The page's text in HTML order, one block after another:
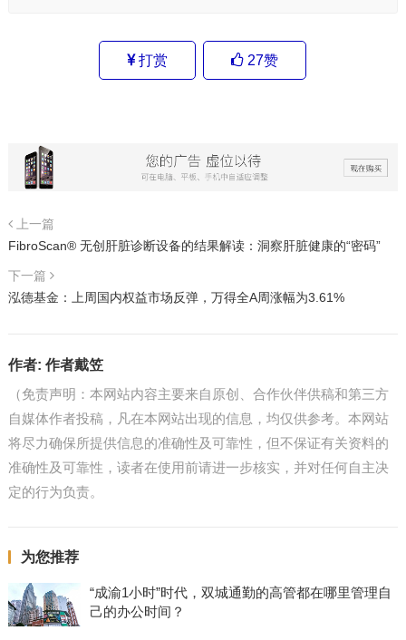
打赏 27赞
上一篇
FibroScan® 无创肝脏诊断设备的结果解读：洞察肝脏健康的“密码”
下一篇
泓德基金：上周国内权益市场反弹，万得全A周涨幅为3.61%
作者: 作者戴笠
（免责声明：本网站内容主要来自原创、合作伙伴供稿和第三方
自媒体作者投稿，凡在本网站出现的信息，均仅供参考。本网站
将尽力确保所提供信息的准确性及可靠性，但不保证有关资料的
准确性及可靠性，读者在使用前请进一步核实，并对任何自主决
定的行为负责。
为您推荐
“成渝1小时”时代，双城通勤的高管都在哪里管理自
己的办公时间？